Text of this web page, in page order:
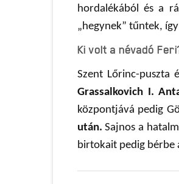
hordalékából és a
„hegynek” tűntek,
Ki volt a névadó
Szent Lőrinc-puszta
Grassalkovich I.
központjává pedig
után. Sajnos a
birtokait pedig bérbe